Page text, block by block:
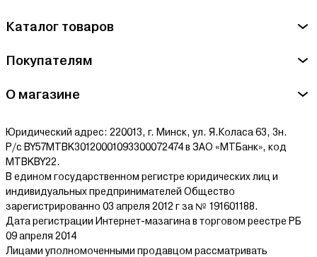
Каталог товаров
Покупателям
О магазине
Юридический адрес: 220013, г. Минск, ул. Я.Коласа 63, 3н.
Р/с BY57MTBK30120001093300072474 в ЗАО «МТБанк», код
MTBKBY22.
В едином государственном регистре юридических лиц и
индивидуальных предпринимателей Общество
зарегистрированно 03 апреля 2012 г за № 191601188.
Дата регистрации Интернет-мазагина в торговом реестре РБ
09 апреля 2014
Лицами уполномоченными продавцом рассматривать